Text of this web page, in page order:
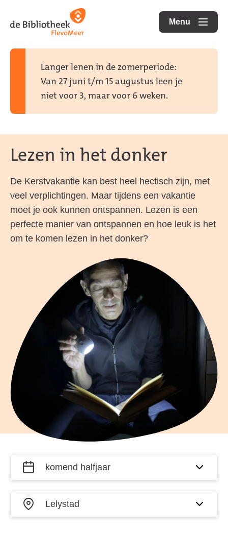
direct
direct
naar
Menu
openen
Langer lenen in de zomerperiode:
Van 27 juni t/m 15 augustus leen je
niet voor 3, maar voor 6 weken.
Lezen in het donker
De Kerstvakantie kan best heel hectisch zijn, met
veel verplichtingen. Maar tijdens een vakantie
moet je ook kunnen ontspannen. Lezen is een
perfecte manier van ontspannen en hoe leuk is het
om te komen lezen in het donker?
Filter
activiteiten
op datum
en plaats
Wanneer?
Waar?